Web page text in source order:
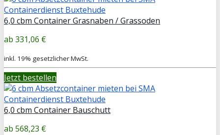
6,0 cbm Container Grasnaben / Grassoden
331,06 €
inkl. 19% gesetzlicher MwSt.
Jetzt bestellen
6,0 cbm Container Bauschutt
568,23 €